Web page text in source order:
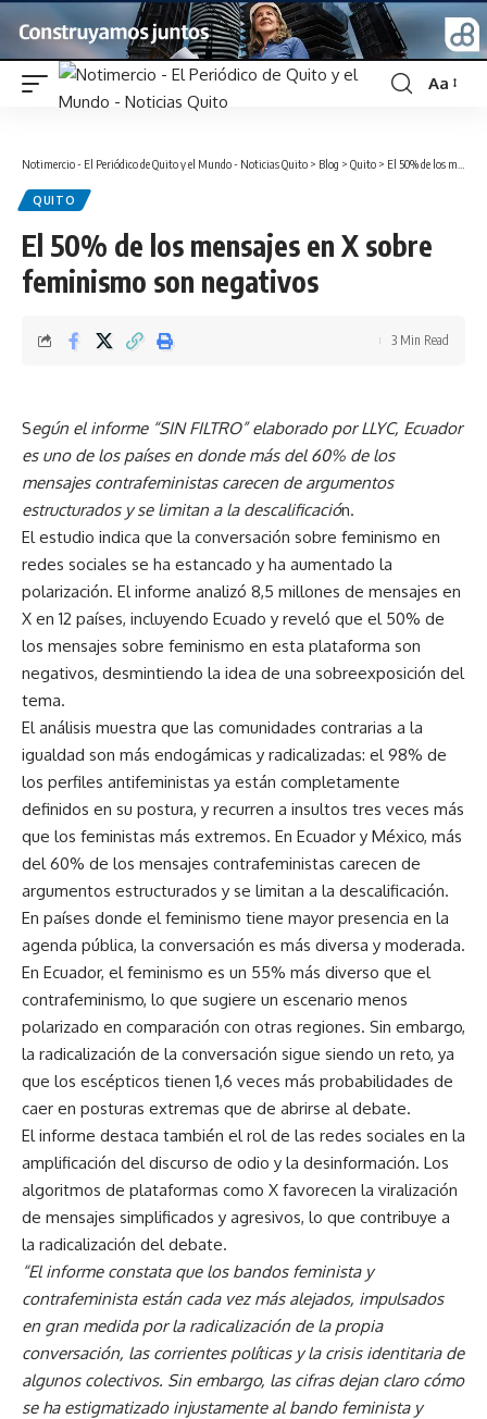
Font
Aa
Notimercio - El Periódico de Quito y el Mundo - Noticias Quito > Blog > Quito > El 50% de los mensajes en X sobre feminismo son negativos
QUITO
El 50% de los mensajes en X sobre
feminismo son negativos
3 Min Read
Según el informe “SIN FILTRO” elaborado por LLYC, Ecuador
es uno de los países en donde más del 60% de los
mensajes contrafeministas carecen de argumentos
estructurados y se limitan a la descalificación.
El estudio indica que la conversación sobre feminismo en
redes sociales se ha estancado y ha aumentado la
polarización. El informe analizó 8,5 millones de mensajes en
X en 12 países, incluyendo Ecuado y reveló que el 50% de
los mensajes sobre feminismo en esta plataforma son
negativos, desmintiendo la idea de una sobreexposición del
tema.
El análisis muestra que las comunidades contrarias a la
igualdad son más endogámicas y radicalizadas: el 98% de
los perfiles antifeministas ya están completamente
definidos en su postura, y recurren a insultos tres veces más
que los feministas más extremos. En Ecuador y México, más
del 60% de los mensajes contrafeministas carecen de
argumentos estructurados y se limitan a la descalificación.
En países donde el feminismo tiene mayor presencia en la
agenda pública, la conversación es más diversa y moderada.
En Ecuador, el feminismo es un 55% más diverso que el
contrafeminismo, lo que sugiere un escenario menos
polarizado en comparación con otras regiones. Sin embargo,
la radicalización de la conversación sigue siendo un reto, ya
que los escépticos tienen 1,6 veces más probabilidades de
caer en posturas extremas que de abrirse al debate.
El informe destaca también el rol de las redes sociales en la
amplificación del discurso de odio y la desinformación. Los
algoritmos de plataformas como X favorecen la viralización
de mensajes simplificados y agresivos, lo que contribuye a
la radicalización del debate.
“El informe constata que los bandos feminista y
contrafeminista están cada vez más alejados, impulsados
en gran medida por la radicalización de la propia
conversación, las corrientes políticas y la crisis identitaria de
algunos colectivos. Sin embargo, las cifras dejan claro cómo
se ha estigmatizado injustamente al bando feminista y